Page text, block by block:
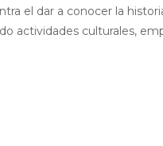
el dar a conocer la
actividades culturales,